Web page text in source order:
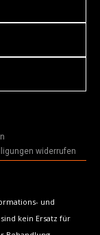
widerrufen
und
kein Ersatz für